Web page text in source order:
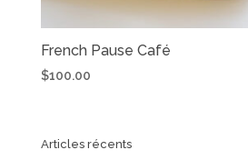
French Pause Café
$100.00
Articles récents